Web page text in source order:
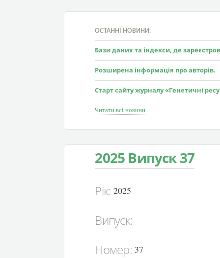
ОСТАННІ НОВИНИ:
Бази даних та індекси, де
Розширена інформація про авторів.
Старт сайту журналу «Генетичні
Читати всі новини
2025 Випуск 37
Рік: 2025
Випуск:
Номер: 37